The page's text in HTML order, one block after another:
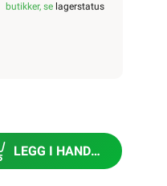
butikker, se lagerstatus
LEGG I HANDLEKURV